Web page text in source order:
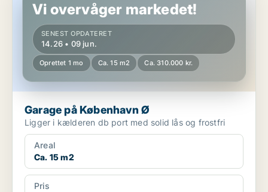
Vi overvåger markedet!
SENEST OPDATERET
14.26 • 09 jun.
Oprettet 1 mo Ca. 15 m2 Ca. 310.000 kr.
Garage på København Ø
Ligger i kælderen db port med solid lås og frostfri
Areal
Ca. 15 m2
Pris